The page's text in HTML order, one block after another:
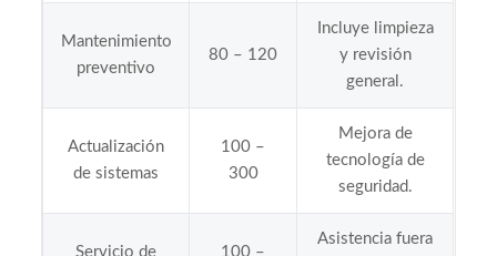
Mantenimiento
preventivo
80 – 120
Incluye limpieza
y revisión
general.
Actualización
de sistemas
100 –
300
Mejora de
tecnología de
seguridad.
Servicio de
100 –
Asistencia fuera